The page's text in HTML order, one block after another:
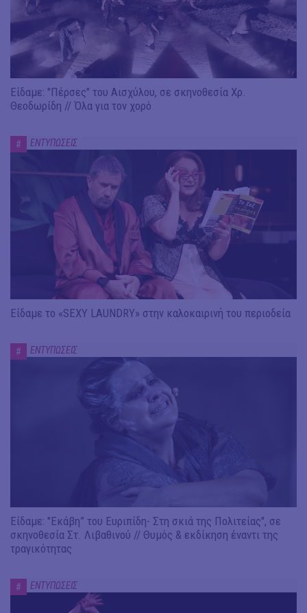
Είδαμε: "Πέρσες" του Αισχύλου, σε σκηνοθεσία Χρ.
Θεοδωρίδη // Όλα για τον χορό
# ΕΝΤΥΠΩΣΕΙΣ
Είδαμε το «SEXY LAUNDRY» στην καλοκαιρινή του περιοδεία
# ΕΝΤΥΠΩΣΕΙΣ
Είδαμε: "Εκάβη” του Ευριπίδη- Στη σκιά της Πολιτείας", σε
σκηνοθεσία Στ. Λιβαθινού // Θυμός & εκδίκηση έναντι της
τραγικότητας
# ΕΝΤΥΠΩΣΕΙΣ